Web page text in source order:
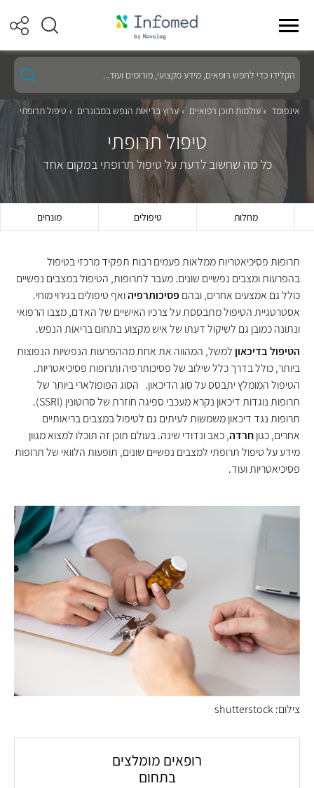
הקלידו
כדי
לחפש
רופאים,
מידע
פורומים
ועוד...
אינפומד עולמות תוכן רפואיים ערוץ בריאות הנפש במבוגרים טיפול תרופתי
טיפול תרופתי
כל מה שחשוב לדעת על טיפול תרופתי במקום אחד
מחלות טיפולים מונחים
תרופות פסיכיאטריות ממלאות פעמים רבות תפקיד מרכזי בטיפול
בהפרעות ומצבים נפשיים שונים. מעבר לתרופות, הטיפול במצבים נפשיים
כולל גם אמצעים אחרים, ובהם פסיכותרפיהואף טיפולים בגירוי מוחי.
אסטרטגיית הטיפול מתבססת על צרכיו האישיים של האדם, מצבו הרפואי
ונתונה כמובן גם לשיקול דעתו של איש מקצוע בתחום בריאות הנפש.
הטיפול בדיכאון למשל, המהווה את אחת מההפרעות הנפשיות הנפוצות
ביותר, כולל בדרך כלל שילוב של פסיכותרפיה ותרופות פסיכיאטריות.
הטיפול המומלץ יתבסס על סוג הדיכאון. הסוג הפופולארי ביותר של
תרופות נוגדות דיכאון נקרא מעכבי ספיגה חוזרת של סרוטונין (SSRI).
תרופות נגד דיכאון משמשות לעיתים גם לטיפול במצבים בריאותיים
אחרים, כגוןחרדה, כאב ונדודי שינה. בעולם תוכן זה תוכלו למצוא מגוון
מידע על טיפול תרופתי למצבים נפשיים שונים, תופעות הלוואי של תרופות
פסיכיאטריות ועוד.
צילום: shutterstock
רופאים מומלצים
בתחום